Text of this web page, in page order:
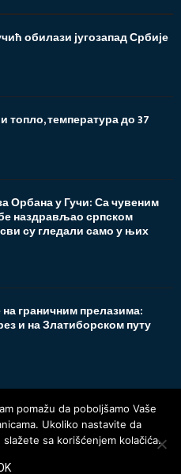
обилази југозапад Србије
топло, температура до 37
Орбана у Гучи: Са чувеним
наздрављао српском
су гледали само у њих
граничним прелазима:
и на Златиборском путу
pomažu da poboljšamo Vaše
Ukoliko nastavite da
sa korišćenjem kolačića.